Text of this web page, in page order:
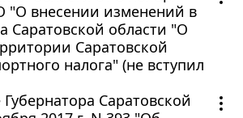
"О внесении изменений в
Саратовской области "О
Саратовской
налога" (не вступил
Саратовской